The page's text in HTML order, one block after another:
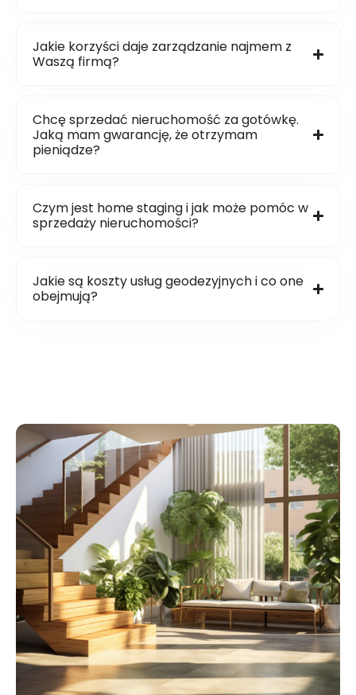
Jakie korzyści daje zarządzanie najmem z
Waszą firmą?
Chcę sprzedać nieruchomość za gotówkę.
Jaką mam gwarancję, że otrzymam
pieniądze?
Czym jest home staging i jak może pomóc w
sprzedaży nieruchomości?
Jakie są koszty usług geodezyjnych i co one
obejmują?